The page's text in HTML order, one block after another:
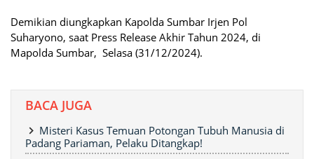
Demikian diungkapkan Kapolda Sumbar Irjen Pol
Suharyono, saat Press Release Akhir Tahun 2024, di
Mapolda Sumbar, Selasa (31/12/2024).
BACA JUGA
Misteri Kasus Temuan Potongan Tubuh Manusia di
Padang Pariaman, Pelaku Ditangkap!